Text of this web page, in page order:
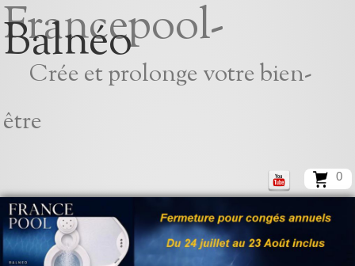
Francepool-
Balnéo
Crée et prolonge votre bien-
être
0